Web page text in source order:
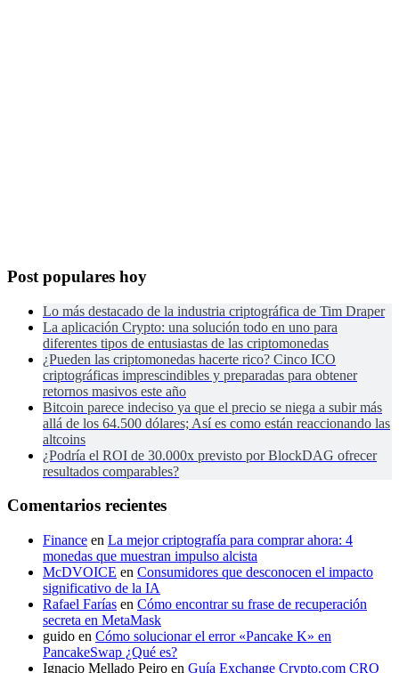
Post populares hoy
Lo más destacado de la industria criptográfica de Tim Draper
La aplicación Crypto: una solución todo en uno para
diferentes tipos de entusiastas de las criptomonedas
¿Pueden las criptomonedas hacerte rico? Cinco ICO
criptográficas imprescindibles y preparadas para obtener
retornos masivos este año
Bitcoin parece indeciso ya que el precio se niega a subir más
allá de los 64.500 dólares; Así es como están reaccionando las
altcoins
¿Podría el ROI de 30.000x previsto por BlockDAG ofrecer
resultados comparables?
Comentarios recientes
Finance en La mejor criptografía para comprar ahora: 4
monedas que muestran impulso alcista
McDVOICE en Consumidores que desconocen el impacto
significativo de la IA
Rafael Farías en Cómo encontrar su frase de recuperación
secreta en MetaMask
guido en Cómo solucionar el error «Pancake K» en
PancakeSwap ¿Qué es?
Ignacio Mellado Peiro en Guía Exchange Crypto.com CRO